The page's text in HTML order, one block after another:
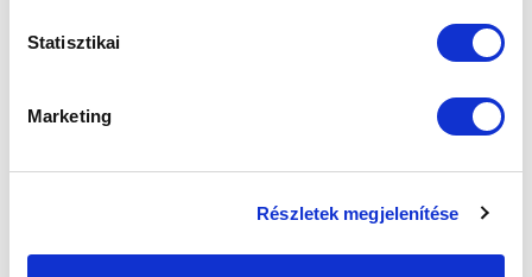
Statisztikai
Marketing
Részletek megjelenítése
Ne maradjon le egy eseményről sem! Iratkozzon fel ingyenes
Adatvédelmi tájékoztatót!